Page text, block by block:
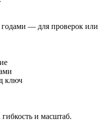
— для проверок или
ключ
и масштаб.